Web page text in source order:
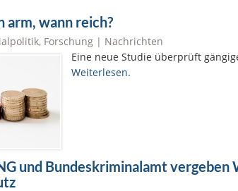
arm, wann reich?
, Forschung | Nachrichten
Eine neue Studie überprüft
Weiterlesen.
und Bundeskriminalamt vergeben